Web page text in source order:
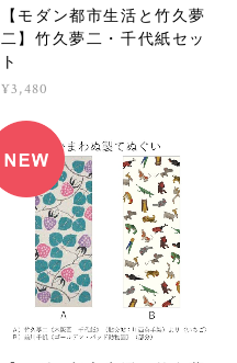
【モダン都市生活と竹久夢
二】竹久夢二・千代紙セッ
ト
¥3,480